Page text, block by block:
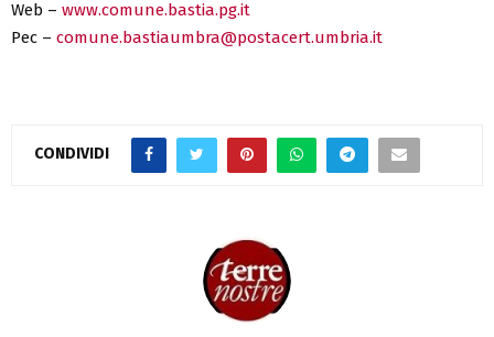
Web – www.comune.bastia.pg.it
Pec – comune.bastiaumbra@postacert.umbria.it
CONDIVIDI